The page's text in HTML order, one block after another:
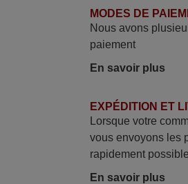
avec mon besoin.
fonctionnalité de
produit tient sa
des différentes
l'insertion des 2
MODES DE
Nous avons
paiement
En savoir plus
EXPÉDITION ET
Lorsque votre
vous envoyons les
rapidement possible
En savoir plus